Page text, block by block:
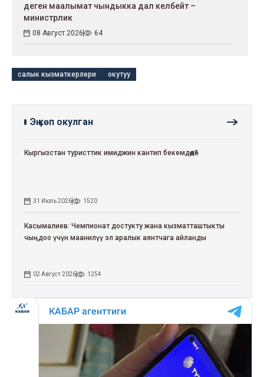
деген маалымат чындыкка дал келбейт –
министрлик
08 Август 2026 64
салык кызматкерлери окутуу
Эң көп окулган
Кыргызстан туристтик имиджин кантип бекемдөөдө?
31 Июль 2026 1520
Касымалиев: Чемпионат достукту жана кызматташтыкты
чыңдоо үчүн маанилүү эл аралык аянтчага айланды
02 Август 2026 1254